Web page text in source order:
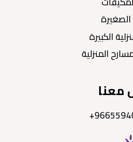
الصغيرة
الكبيرة
المنزلية
معنا